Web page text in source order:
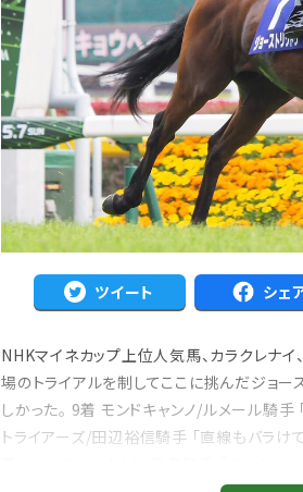
ツイート シェ
NHKマイネカップ上位人気馬、カラクレナ
場のトライアルを制してここに挑んだジョ
しかった。 9着 モンドキャンノ/ルメール騎
トライアーズ/田辺裕信騎手 「直線もバラけ